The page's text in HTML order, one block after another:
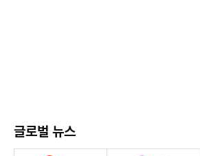
글로벌 뉴스